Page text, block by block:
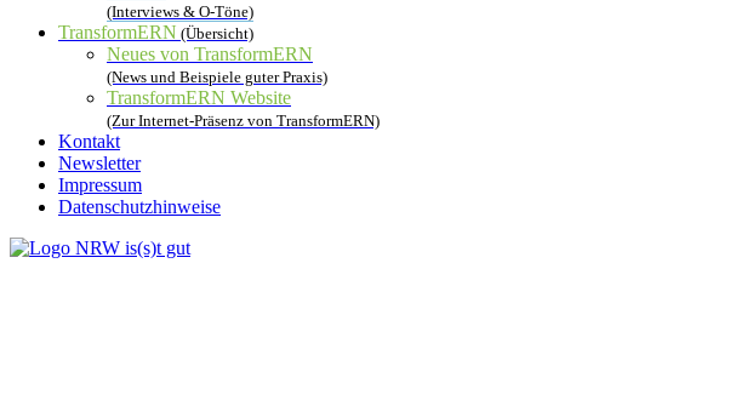
(Interviews & O-Töne)
TransformERN (Übersicht)
Neues von TransformERN
(News und Beispiele guter Praxis)
TransformERN Website
(Zur Internet-Präsenz von TransformERN)
Kontakt
Newsletter
Impressum
Datenschutzhinweise